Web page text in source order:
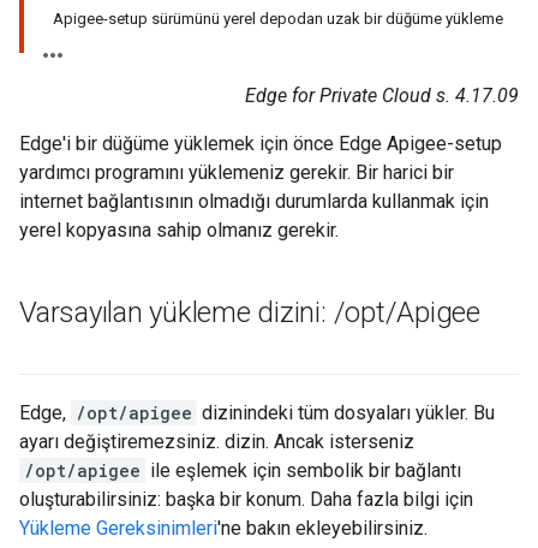
Apigee-setup sürümünü yerel depodan uzak bir düğüme yükleme
Edge for Private Cloud s. 4.17.09
Edge'i bir düğüme yüklemek için önce Edge Apigee-setup
yardımcı programını yüklemeniz gerekir. Bir harici bir
internet bağlantısının olmadığı durumlarda kullanmak için
yerel kopyasına sahip olmanız gerekir.
Varsayılan yükleme dizini: /opt/Apigee
Edge, /opt/apigee dizinindeki tüm dosyaları yükler. Bu
ayarı değiştiremezsiniz. dizin. Ancak isterseniz
/opt/apigee ile eşlemek için sembolik bir bağlantı
oluşturabilirsiniz: başka bir konum. Daha fazla bilgi için
Yükleme Gereksinimleri'ne bakın ekleyebilirsiniz.